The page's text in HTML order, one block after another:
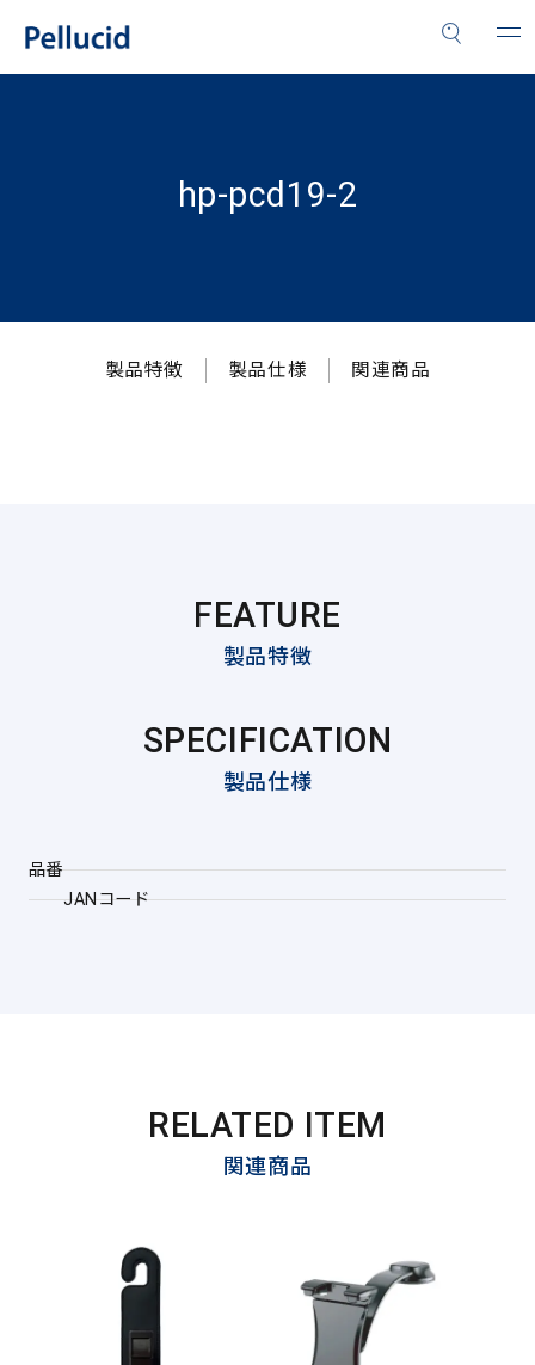
hp-pcd19-2
製品特徴 製品仕様 関連商品
FEATURE
製品特徴
SPECIFICATION
製品仕様
品番
JANコード
RELATED ITEM
関連商品